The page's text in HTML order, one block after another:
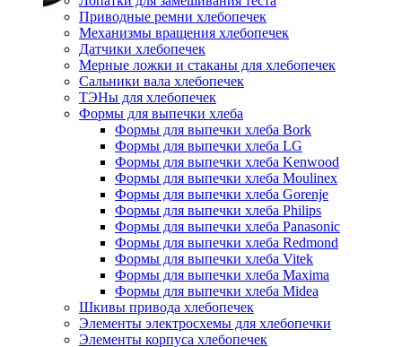
Приводные ремни хлебопечек
Механизмы вращения хлебопечек
Датчики хлебопечек
Мерные ложки и стаканы для хлебопечек
Сальники вала хлебопечек
ТЭНы для хлебопечек
Формы для выпечки хлеба
Формы для выпечки хлеба Bork
Формы для выпечки хлеба LG
Формы для выпечки хлеба Kenwood
Формы для выпечки хлеба Moulinex
Формы для выпечки хлеба Gorenje
Формы для выпечки хлеба Philips
Формы для выпечки хлеба Panasonic
Формы для выпечки хлеба Redmond
Формы для выпечки хлеба Vitek
Формы для выпечки хлеба Maxima
Формы для выпечки хлеба Midea
Шкивы привода хлебопечек
Элементы электросхемы для хлебопечки
Элементы корпуса хлебопечек